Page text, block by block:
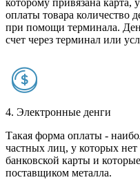
оплаты товара количество
при помощи терминала.
счет через терминал или
4. Электронные денги
Такая форма оплаты -
частных лиц, у которых нет
банковской карты и
поставщиком металла.